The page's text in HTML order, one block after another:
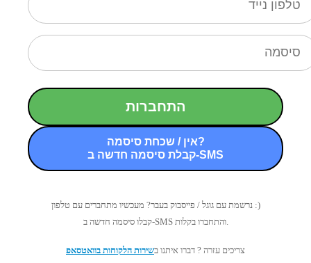
התחברות
אין / שכחת סיסמה?
קבלת סיסמה חדשה ב-SMS
נרשמת עם גוגל / פייסבוק בעבר? מעכשיו מתחברים עם טלפון :)
קבלו סיסמה חדשה ב-SMS והתחברו בקלות.
צריכים עזרה ? דברו איתנו בשירות הלקוחות בוואטסאפ